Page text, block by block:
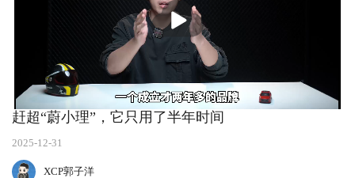
播
放
赶超“蔚小理”，它只用了半年时间
2025-12-31
XCP郭子洋